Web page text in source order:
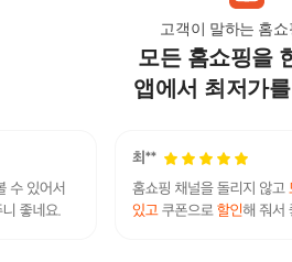
고객이 말하는 홈
모든 홈쇼핑을
앱에서 최저가를
레인라이트 아토젯 샤워
12,900원
3% 12,520원
리셀 100 수압상승 녹